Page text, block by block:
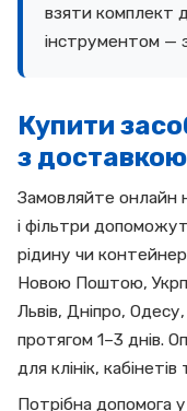
взяти комплект
інструментом —
Купити
з доставкою
Замовляйте онлайн
і фільтри
рідину чи
Новою Поштою,
Львів, Дніпро,
протягом 1–3 днів.
для клінік,
Потрібна допомога